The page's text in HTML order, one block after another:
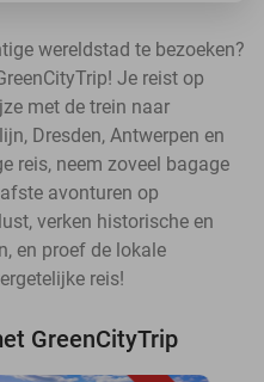
wereldstad te bezoeken?
Je reist op
met de trein naar
Dresden, Antwerpen en
reis, neem zoveel bagage
avonturen op
verken historische en
en proef de lokale
reis!
GreenCityTrip